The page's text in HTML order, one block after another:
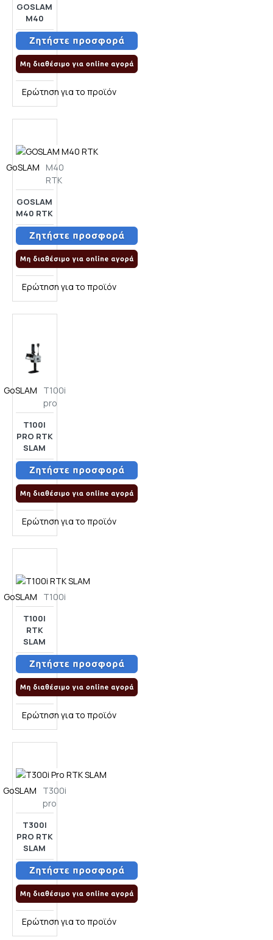
GOSLAM
M40
Ερώτηση για το προϊόν
GoSLAM
M40
RTK
GOSLAM
M40 RTK
Ερώτηση για το προϊόν
GoSLAM
T100i
pro
T100I
PRO RTK
SLAM
Ερώτηση για το προϊόν
GoSLAM T100i
T100I
RTK
SLAM
Ερώτηση για το προϊόν
GoSLAM
T300i
pro
T300I
PRO RTK
SLAM
Ερώτηση για το προϊόν